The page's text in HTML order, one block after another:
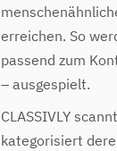
erreichen. So
passend zum
– ausgespielt.
CLASSIVLY
kategorisiert